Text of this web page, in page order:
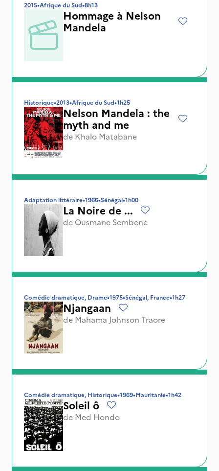
2015•Afrique du Sud•8h13
Hommage à Nelson
Mandela
Historique•2013•Afrique du Sud•1h25
Nelson Mandela : the
myth and me
de Khalo Matabane
Adaptation littéraire•1966•Sénégal•1h00
La Noire de ...
de Ousmane Sembene
Comédie dramatique, Drame•1975•Sénégal, France•1h27
Njangaan
de Mahama Johnson Traore
Comédie dramatique, Historique•1969•Mauritanie•1h42
Soleil ô
de Med Hondo